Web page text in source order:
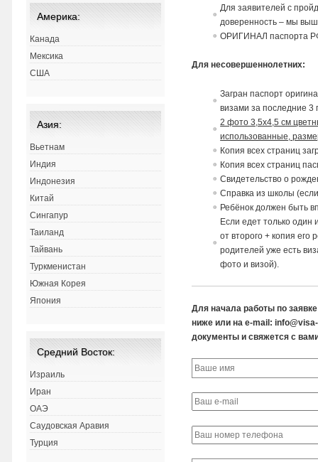
Для заявителей с
доверенность – мы
ОРИГИНАЛ паспорта
Для несовершеннолетних:
Загран паспорт
визами за последние
2 фото 3,5х4,5 см
использованные,
Копия всех страниц
Копия всех страниц
Свидетельство о
Справка из школы
Ребёнок должен быть
Если едет только
отвторого + копия его
родителей уже есть
фото и визой).
Для начала работы по
ниже или на e-mail:
документы и свяжется с
Америка:
Канада
Мексика
США
Азия:
Вьетнам
Индия
Индонезия
Китай
Сингапур
Таиланд
Тайвань
Туркменистан
Южная Корея
Япония
Средний Восток:
Израиль
Иран
ОАЭ
Саудовская Аравия
Турция